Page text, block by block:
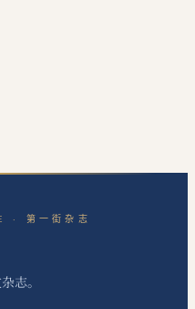
第一街杂志
志。